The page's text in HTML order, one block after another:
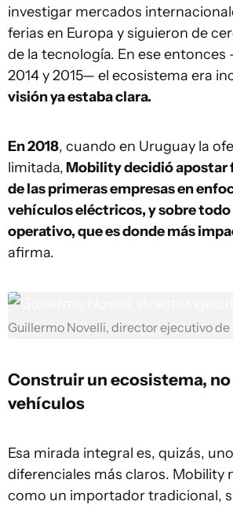
investigar mercados
ferias en Europa y siguieron de
de la tecnología. En ese
2014 y 2015— el ecosistema era
visión ya estaba clara.
En 2018, cuando en Uruguay la
limitada, Mobility decidió apostar
de las primeras empresas en
vehículos eléctricos, y sobre
operativo, que es donde más
afirma.
Guillermo Novelli, director ejecutivo
Construir un ecosistema,
vehículos
Esa mirada integral es, quizás,
diferenciales más claros. Mobility
como un importador tradicional,